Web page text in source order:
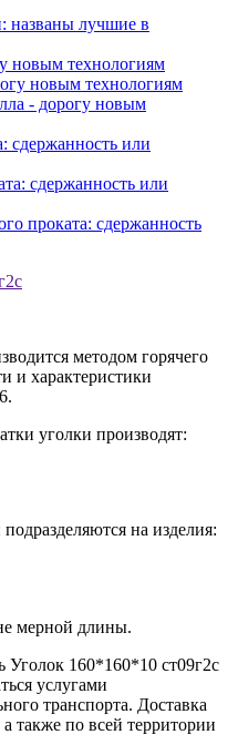
названы лучшие в
новым технологиям
- дорогу новым
сдержанность или
проката: сдержанность
методом горячего
и характеристики
уголки производят:
на изделия:
мерной длины.
Уголок 160*160*10 ст09г2с
услугами
транспорта. Доставка
также по всей территории